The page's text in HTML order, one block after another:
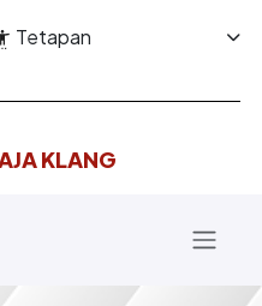
KLANG
Tetapan